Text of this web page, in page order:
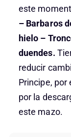
este
– Barbaros
hielo –
duendes.
reducir
Principe,
por la
este mazo.